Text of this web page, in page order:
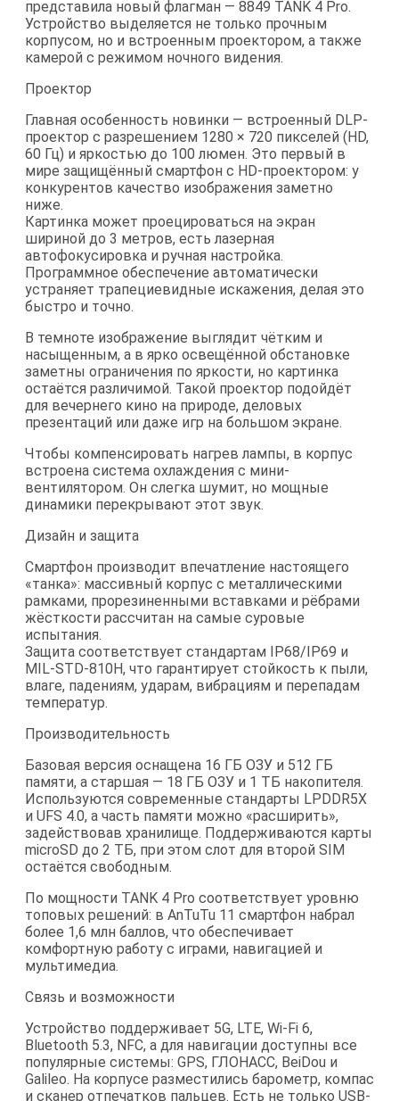
представила новый флагман — 8849 TANK 4 Pro.
Устройство выделяется не только прочным
корпусом, но и встроенным проектором, а также
камерой с режимом ночного видения.
Проектор
Главная особенность новинки — встроенный DLP-
проектор с разрешением 1280 × 720 пикселей (HD,
60 Гц) и яркостью до 100 люмен. Это первый в
мире защищённый смартфон с HD-проектором: у
конкурентов качество изображения заметно
ниже.
Картинка может проецироваться на экран
шириной до 3 метров, есть лазерная
автофокусировка и ручная настройка.
Программное обеспечение автоматически
устраняет трапециевидные искажения, делая это
быстро и точно.
В темноте изображение выглядит чётким и
насыщенным, а в ярко освещённой обстановке
заметны ограничения по яркости, но картинка
остаётся различимой. Такой проектор подойдёт
для вечернего кино на природе, деловых
презентаций или даже игр на большом экране.
Чтобы компенсировать нагрев лампы, в корпус
встроена система охлаждения с мини-
вентилятором. Он слегка шумит, но мощные
динамики перекрывают этот звук.
Дизайн и защита
Смартфон производит впечатление настоящего
«танка»: массивный корпус с металлическими
рамками, прорезиненными вставками и рёбрами
жёсткости рассчитан на самые суровые
испытания.
Защита соответствует стандартам IP68/IP69 и
MIL-STD-810H, что гарантирует стойкость к пыли,
влаге, падениям, ударам, вибрациям и перепадам
температур.
Производительность
Базовая версия оснащена 16 ГБ ОЗУ и 512 ГБ
памяти, а старшая — 18 ГБ ОЗУ и 1 ТБ накопителя.
Используются современные стандарты LPDDR5X
и UFS 4.0, а часть памяти можно «расширить»,
задействовав хранилище. Поддерживаются карты
microSD до 2 ТБ, при этом слот для второй SIM
остаётся свободным.
По мощности TANK 4 Pro соответствует уровню
топовых решений: в AnTuTu 11 смартфон набрал
более 1,6 млн баллов, что обеспечивает
комфортную работу с играми, навигацией и
мультимедиа.
Связь и возможности
Устройство поддерживает 5G, LTE, Wi-Fi 6,
Bluetooth 5.3, NFC, а для навигации доступны все
популярные системы: GPS, ГЛОНАСС, BeiDou и
Galileo. На корпусе разместились барометр, компас
и сканер отпечатков пальцев. Есть не только USB-